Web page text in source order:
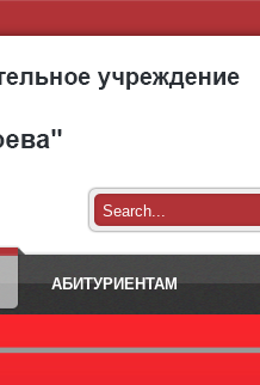
АБИТУРИЕНТАМ